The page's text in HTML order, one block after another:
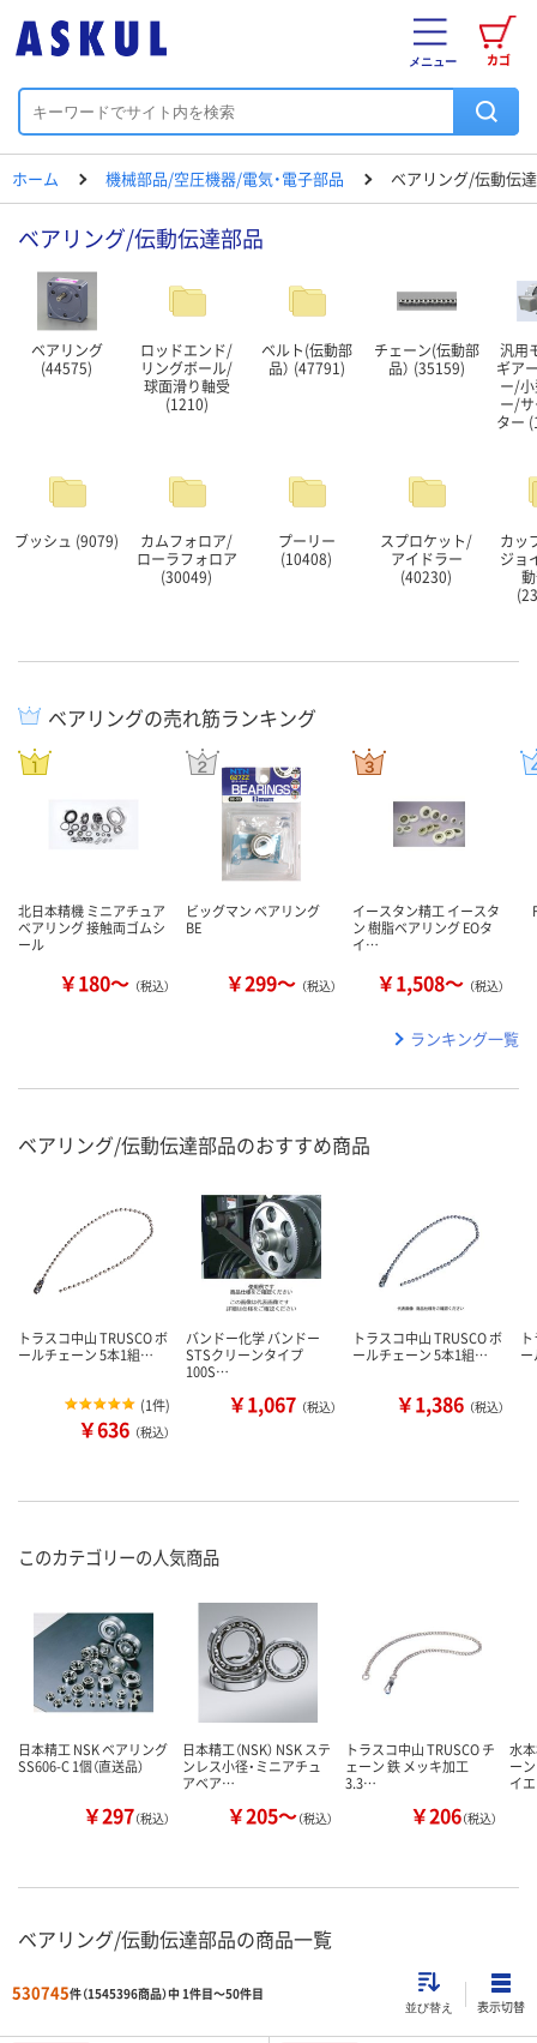
カゴ
メニュー
ホーム 機械部品/空圧機器/電気・電子部品 ベアリング/伝動伝
ベアリング/伝動伝達部品
ベアリング
(44575)
ロッドエンド/
リングボール/
球面滑り軸受
(1210)
ベルト(伝動部
品） (47791)
チェーン(伝動部
品） (35159)
汎用
ギア
ー/
ー/
ター
ブッシュ (9079)
カムフォロア/
ローラフォロア
(30049)
プーリー
(10408)
スプロケット/
アイドラー
(40230)
カッ
ジョ
ベアリングの売れ筋ランキング
北日本精機 ミニアチュア
ベアリング 接触両ゴムシ
ール
￥180～ （税込）
ビッグマン ベアリング
BE
￥299～ （税込）
イースタン精工 イースタ
ン 樹脂ベアリング EOタ
イ…
￥1,508～ （税込）
ランキング一覧
ベアリング/伝動伝達部品のおすすめ商品
トラスコ中山 TRUSCO ボ
ールチェーン 5本1組…
(1件)
￥636 （税込）
バンドー化学 バンドー
STSクリーンタイプ
100S…
￥1,067 （税込）
トラスコ中山 TRUSCO ボ
ールチェーン 5本1組…
￥1,386 （税込）
このカテゴリーの人気商品
日本精工 NSK ベアリング
SS606-C 1個（直送品）
￥297（税込）
日本精工（NSK） NSK ステ
ンレス小径・ミニアチュ
アベア…
￥205～（税込）
トラスコ中山 TRUSCO チ
ェーン 鉄 メッキ加工
3.3…
￥206（税込）
水
ー
イ
ベアリング/伝動伝達部品の商品一覧
530745件（1545396商品）中 1件目～50件目
並び替え 表示切替